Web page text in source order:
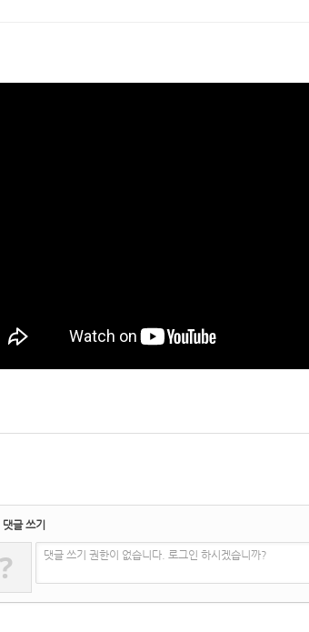
댓글 쓰기
? 댓글 쓰기 권한이 없습니다. 로그인 하시겠습니까?